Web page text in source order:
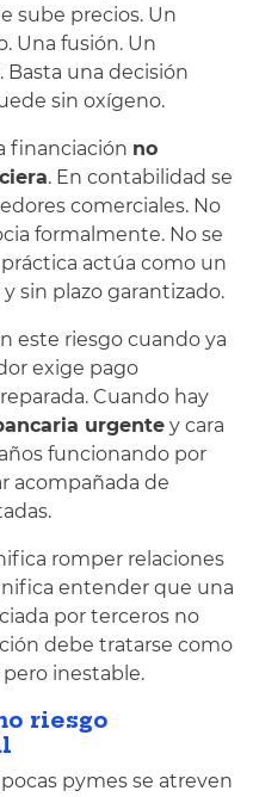
sube precios. Un
Una fusión. Un
una decisión
sin oxígeno.
financiación no
. En contabilidad se
comerciales. No
formalmente. No se
actúa como un
sin plazo garantizado.
este riesgo cuando ya
exige pago
Cuando hay
urgente y cara
funcionando por
acompañada de
romper relaciones
entender que una
por terceros no
debe tratarse como
pero inestable.
riesgo
pymes se atreven